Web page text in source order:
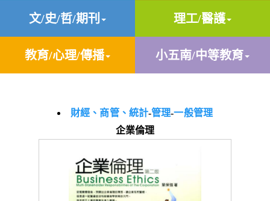
文/史/哲/期刊 理工/醫護
教育/心理/傳播 小五南/中等教育
財經、商管、統計-管理-一般管理
企業倫理